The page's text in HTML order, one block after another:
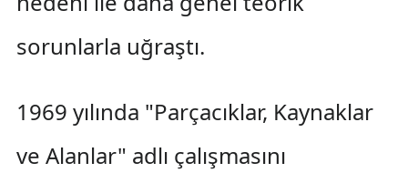
sorunlarla uğraştı.
1969 yılında "Parçacıklar, Kaynaklar
ve Alanlar" adlı çalışmasını